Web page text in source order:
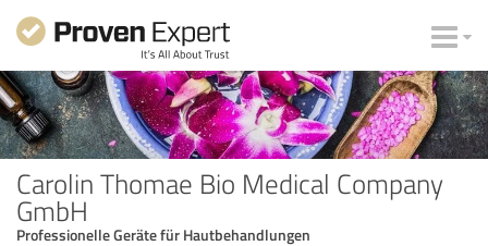
Carolin Thomae Bio Medical Company
GmbH
Professionelle Geräte für Hautbehandlungen